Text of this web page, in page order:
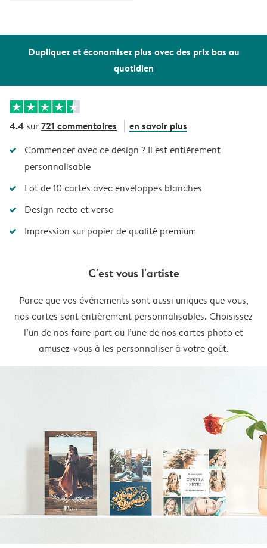
Dupliquez et économisez plus avec des prix bas au
quotidien
4.4 sur721 commentaires en savoir plus
Commencer avec ce design ? Il est entièrement
personnalisable
Lot de 10 cartes avec enveloppes blanches
Design recto et verso
Impression sur papier de qualité premium
C'est vous l'artiste
Parce que vos événements sont aussi uniques que vous,
nos cartes sont entièrement personnalisables. Choisissez
l’un de nos faire-part ou l’une de nos cartes photo et
amusez-vous à les personnaliser à votre goût.